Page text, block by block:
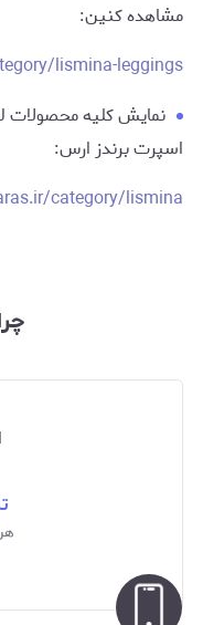
مشاهده کنین:
lismina-leggings
نمایش کلیه محصولات
اسپرت برندز ارس:
category/lismina